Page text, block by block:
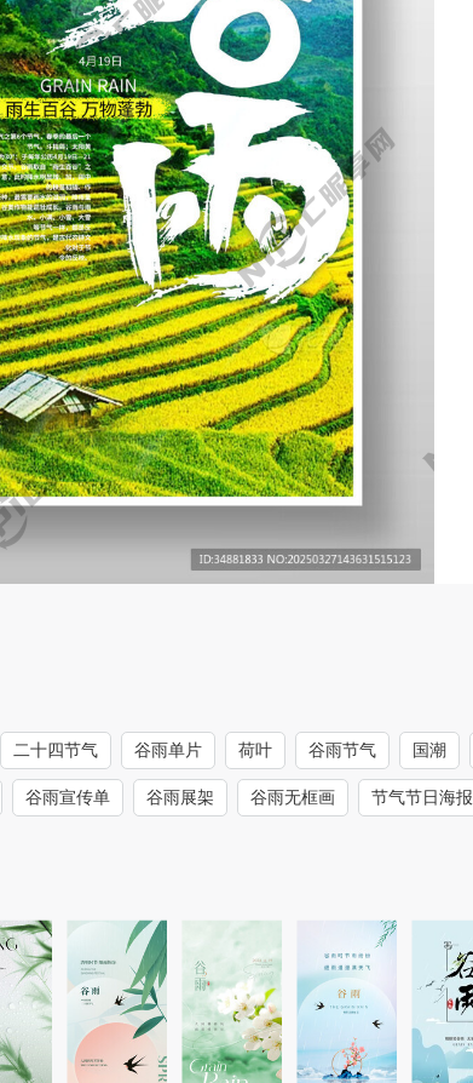
二十四节气 谷雨单片 荷叶 谷雨节气 国潮
谷雨宣传单 谷雨展架 谷雨无框画 节气节日海报